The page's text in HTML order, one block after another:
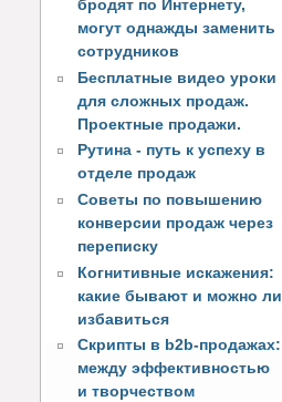
бродят по Интернету,
могут однажды заменить
сотрудников
Бесплатные видео уроки
для сложных продаж.
Проектные продажи.
Рутина - путь к успеху в
отделе продаж
Советы по повышению
конверсии продаж через
переписку
Когнитивные искажения:
какие бывают и можно ли
избавиться
Скрипты в b2b-продажах:
между эффективностью
и творчеством